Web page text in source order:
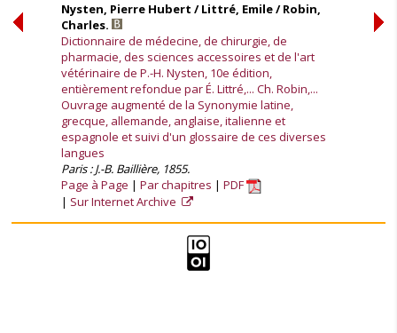
Nysten, Pierre Hubert / Littré, Emile / Robin,
Charles.
Dictionnaire de médecine, de chirurgie, de
pharmacie, des sciences accessoires et de l'art
vétérinaire de P.-H. Nysten, 10e édition,
entièrement refondue par É. Littré,... Ch. Robin,...
Ouvrage augmenté de la Synonymie latine,
grecque, allemande, anglaise, italienne et
espagnole et suivi d'un glossaire de ces diverses
langues
Paris : J.-B. Baillière, 1855.
Page à Page
Par chapitres
PDF
Sur Internet Archive